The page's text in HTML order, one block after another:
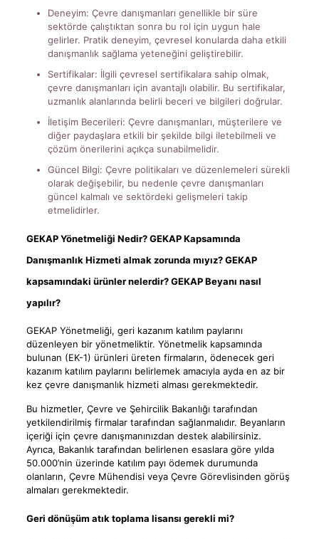
Deneyim: Çevre danışmanları genellikle bir süre
sektörde çalıştıktan sonra bu rol için uygun hale
gelirler. Pratik deneyim, çevresel konularda daha etkili
danışmanlık sağlama yeteneğini geliştirebilir.
Sertifikalar: İlgili çevresel sertifikalara sahip olmak,
çevre danışmanları için avantajlı olabilir. Bu sertifikalar,
uzmanlık alanlarında belirli beceri ve bilgileri doğrular.
İletişim Becerileri: Çevre danışmanları, müşterilere ve
diğer paydaşlara etkili bir şekilde bilgi iletebilmeli ve
çözüm önerilerini açıkça sunabilmelidir.
Güncel Bilgi: Çevre politikaları ve düzenlemeleri sürekli
olarak değişebilir, bu nedenle çevre danışmanları
güncel kalmalı ve sektördeki gelişmeleri takip
etmelidirler.
GEKAP Yönetmeliği Nedir? GEKAP Kapsamında
Danışmanlık Hizmeti almak zorunda mıyız? GEKAP
kapsamındaki ürünler nelerdir? GEKAP Beyanı nasıl
yapılır?
GEKAP Yönetmeliği, geri kazanım katılım paylarını
düzenleyen bir yönetmeliktir. Yönetmelik kapsamında
bulunan (EK-1) ürünleri üreten firmaların, ödenecek geri
kazanım katılım paylarını belirlemek amacıyla ayda en az bir
kez çevre danışmanlık hizmeti alması gerekmektedir.
Bu hizmetler, Çevre ve Şehircilik Bakanlığı tarafından
yetkilendirilmiş firmalar tarafından sağlanmalıdır. Beyanların
içeriği için çevre danışmanınızdan destek alabilirsiniz.
Ayrıca, Bakanlık tarafından belirlenen esaslara göre yılda
50.000’nin üzerinde katılım payı ödemek durumunda
olanların, Çevre Mühendisi veya Çevre Görevlisinden görüş
almaları gerekmektedir.
Geri dönüşüm atık toplama lisansı gerekli mi?